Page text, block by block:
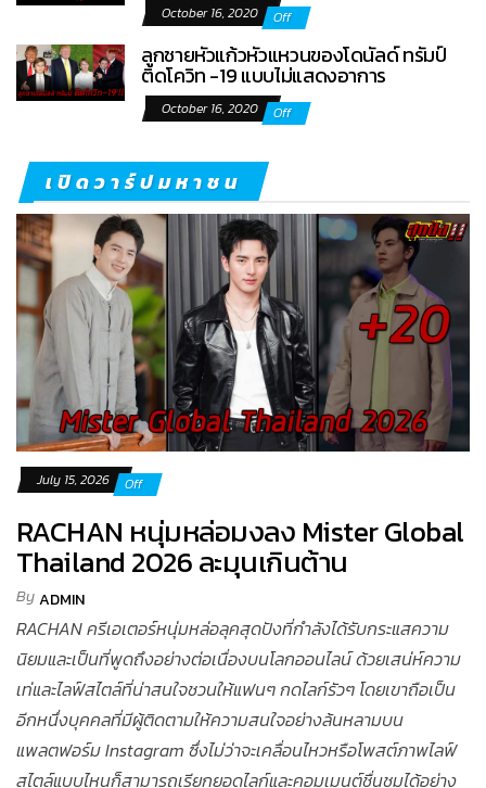
October 16, 2020 Off
ลูกชายหัวแก้วหัวแหวนของโดนัลด์ ทรัมป์
ติดโควิท -19 แบบไม่แสดงอาการ
October 16, 2020 Off
เปิดวาร์ปมหาชน
July 15, 2026 Off
RACHAN หนุ่มหล่อมงลง Mister Global
Thailand 2026 ละมุนเกินต้าน
ByADMIN
RACHAN ครีเอเตอร์หนุ่มหล่อลุคสุดปังที่กำลังได้รับกระแสความ
นิยมและเป็นที่พูดถึงอย่างต่อเนื่องบนโลกออนไลน์ ด้วยเสน่ห์ความ
เท่และไลฟ์สไตล์ที่น่าสนใจชวนให้แฟนๆ กดไลก์รัวๆ โดยเขาถือเป็น
อีกหนึ่งบุคคลที่มีผู้ติดตามให้ความสนใจอย่างล้นหลามบน
แพลตฟอร์ม Instagram ซึ่งไม่ว่าจะเคลื่อนไหวหรือโพสต์ภาพไลฟ์
สไตล์แบบไหนก็สามารถเรียกยอดไลก์และคอมเมนต์ชื่นชมได้อย่าง